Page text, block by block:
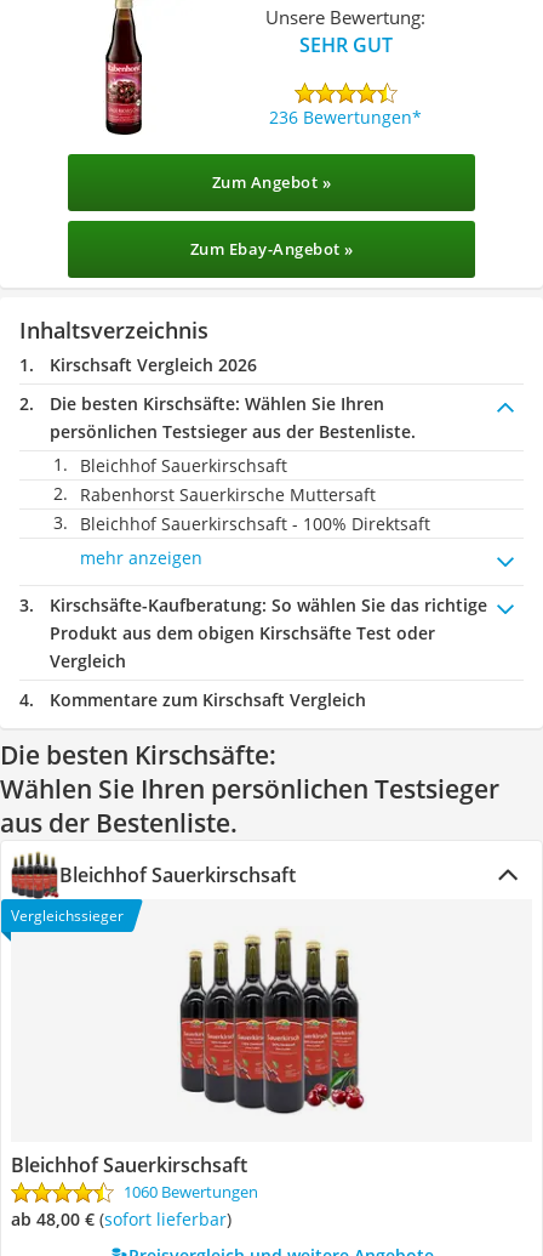
Unsere Bewertung:
SEHR GUT
236 Bewertungen
Zum Angebot »
Zum Ebay-Angebot »
Inhaltsverzeichnis
Kirschsaft Vergleich 2026
Die besten Kirschsäfte: Wählen Sie Ihren
persönlichen Testsieger aus der Bestenliste.
Bleichhof Sauerkirschsaft
Rabenhorst Sauerkirsche Muttersaft
Bleichhof Sauerkirschsaft - 100% Direktsaft
mehr anzeigen
Kirschsäfte-Kaufberatung: So wählen Sie das richtige
Produkt aus dem obigen Kirschsäfte Test oder
Vergleich
Kommentare zum Kirschsaft Vergleich
Die besten Kirschsäfte:
Wählen Sie Ihren persönlichen Testsieger
aus der Bestenliste.
Bleichhof Sauerkirschsaft
Vergleichssieger
Bleichhof Sauerkirschsaft
1060 Bewertungen
ab 48,00 € ( Sofort lieferbar)